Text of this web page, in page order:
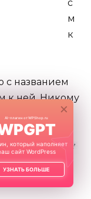
с названием
к ней. Никому
×
AI-плагин от WPShop.ru
который наполняет
сайт WordPress
УЗНАТЬ БОЛЬШЕ